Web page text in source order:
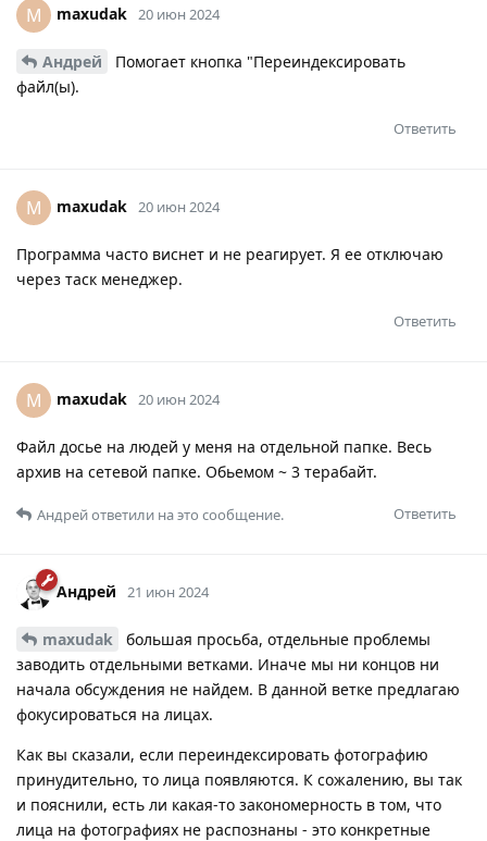
M maxudak 20 июн 2024
Андрей
Помогает кнопка "Переиндексировать
файл(ы).
Ответить
M maxudak 20 июн 2024
Программа часто виснет и не реагирует. Я ее отключаю
через таск менеджер.
Ответить
M maxudak 20 июн 2024
Файл досье на людей у меня на отдельной папке. Весь
архив на сетевой папке. Обьемом ~ 3 терабайт.
Ответить
Андрейответили на это сообщение.
Андрей 21 июн 2024
maxudak
большая просьба, отдельные проблемы
заводить отдельными ветками. Иначе мы ни концов ни
начала обсуждения не найдем. В данной ветке предлагаю
фокусироваться на лицах.
Как вы сказали, если переиндексировать фотографию
принудительно, то лица появляются. К сожалению, вы так
и пояснили, есть ли какая-то закономерность в том, что
лица на фотографиях не распознаны - это конкретные